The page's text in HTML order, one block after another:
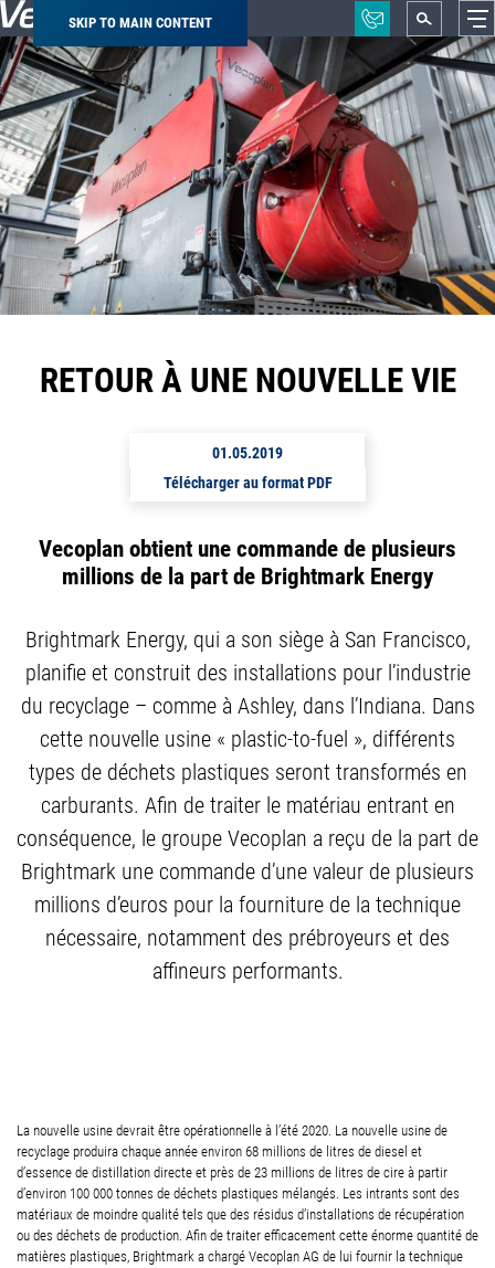
SKIP TO MAIN CONTENT
Breadcrumb
RETOUR À UNE NOUVELLE VIE
01.05.2019
Télécharger au format PDF
Vecoplan obtient une commande de plusieurs
millions de la part de Brightmark Energy
Brightmark Energy, qui a son siège à San Francisco,
planifie et construit des installations pour l’industrie
du recyclage – comme à Ashley, dans l’Indiana. Dans
cette nouvelle usine « plastic-to-fuel », différents
types de déchets plastiques seront transformés en
carburants. Afin de traiter le matériau entrant en
conséquence, le groupe Vecoplan a reçu de la part de
Brightmark une commande d’une valeur de plusieurs
millions d’euros pour la fourniture de la technique
nécessaire, notamment des prébroyeurs et des
affineurs performants.
La nouvelle usine devrait être opérationnelle à l’été 2020. La nouvelle usine de
recyclage produira chaque année environ 68 millions de litres de diesel et
d’essence de distillation directe et près de 23 millions de litres de cire à partir
d’environ 100 000 tonnes de déchets plastiques mélangés. Les intrants sont des
matériaux de moindre qualité tels que des résidus d’installations de récupération
ou des déchets de production. Afin de traiter efficacement cette énorme quantité de
matières plastiques, Brightmark a chargé Vecoplan AG de lui fournir la technique